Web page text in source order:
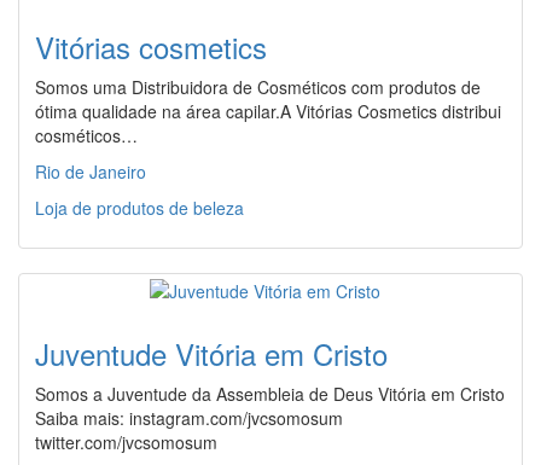
Vitórias cosmetics
Somos uma Distribuidora de Cosméticos com produtos de
ótima qualidade na área capilar.A Vitórias Cosmetics distribui
cosméticos…
Rio de Janeiro
Loja de produtos de beleza
Juventude Vitória em Cristo
Somos a Juventude da Assembleia de Deus Vitória em Cristo
Saiba mais: instagram.com/jvcsomosum
twitter.com/jvcsomosum